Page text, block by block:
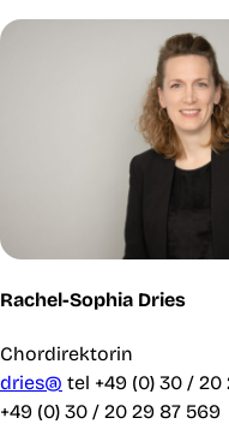
Rachel-Sophia Dries
Chordirektorin
dries@ tel +49 (0) 30 / 20
+49 (0) 30 / 20 29 87 569